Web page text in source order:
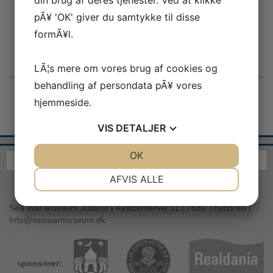
Mindeparken for Jyllandsslaget
contact@jutlandbattlememorial.com
Sea War Museum Jutland | Kystcentervej 11 | 7680 Thyborøn |
Info@seawarmuseum.dk
sponsorer:
pÃ¥ 'OK' giver du samtykke til disse
formÃ¥l.
LÃ¦s mere om vores brug af cookies og
behandling af persondata pÃ¥ vores
hjemmeside.
VIS DETALJER
MARKETING
AFVIS ALLE
OK